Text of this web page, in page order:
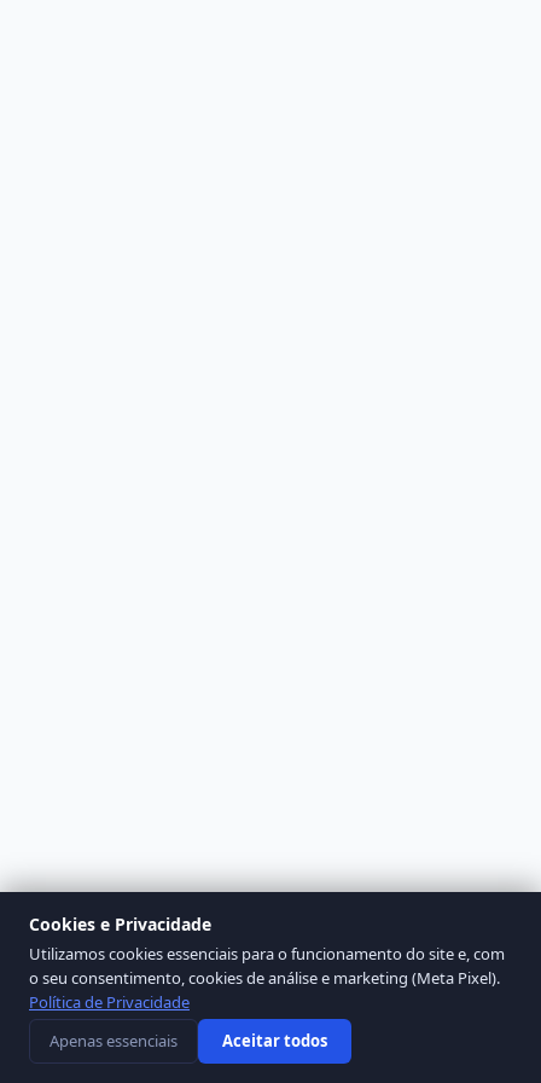
Cookies e Privacidade
Utilizamos cookies essenciais para o funcionamento do site e, com
o seu consentimento, cookies de análise e marketing (Meta Pixel).
Política de Privacidade
Apenas essenciais
Aceitar todos